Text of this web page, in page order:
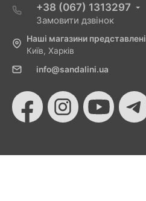
+38 (067) 1313297
Замовити дзвінок
Наші магазини представлені
Київ, Харків
info@sandalini.ua